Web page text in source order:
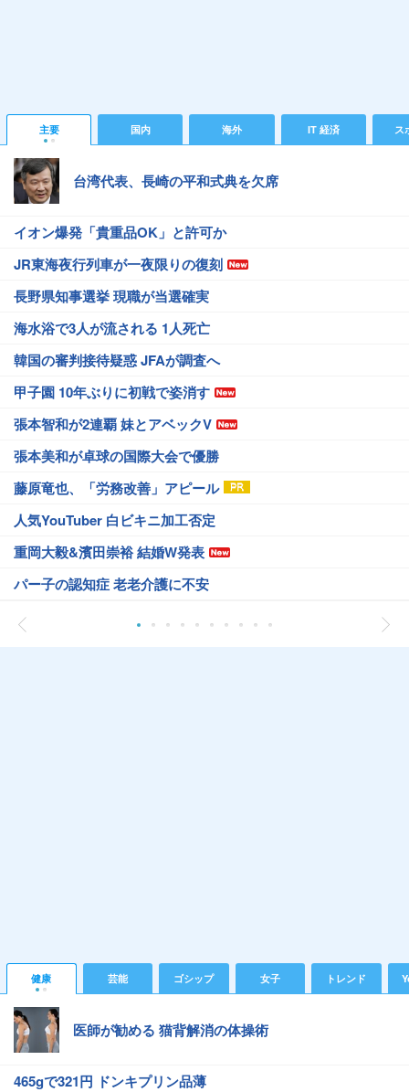
主要 国内 海外 IT 経済 ス
台湾代表、長崎の平和式典を欠席
イオン爆発「貴重品OK」と許可か
JR東海夜行列車が一夜限りの復刻
長野県知事選挙 現職が当選確実
海水浴で3人が流される 1人死亡
韓国の審判接待疑惑 JFAが調査へ
甲子園 10年ぶりに初戦で姿消す
張本智和が2連覇 妹とアベックV
張本美和が卓球の国際大会で優勝
藤原竜也、「労務改善」アピール
人気YouTuber 白ビキニ加工否定
重岡大毅&濱田崇裕 結婚W発表
パー子の認知症 老老介護に不安
健康 芸能 ゴシップ 女子 トレンド
医師が勧める 猫背解消の体操術
465gで321円 ドンキプリン品薄